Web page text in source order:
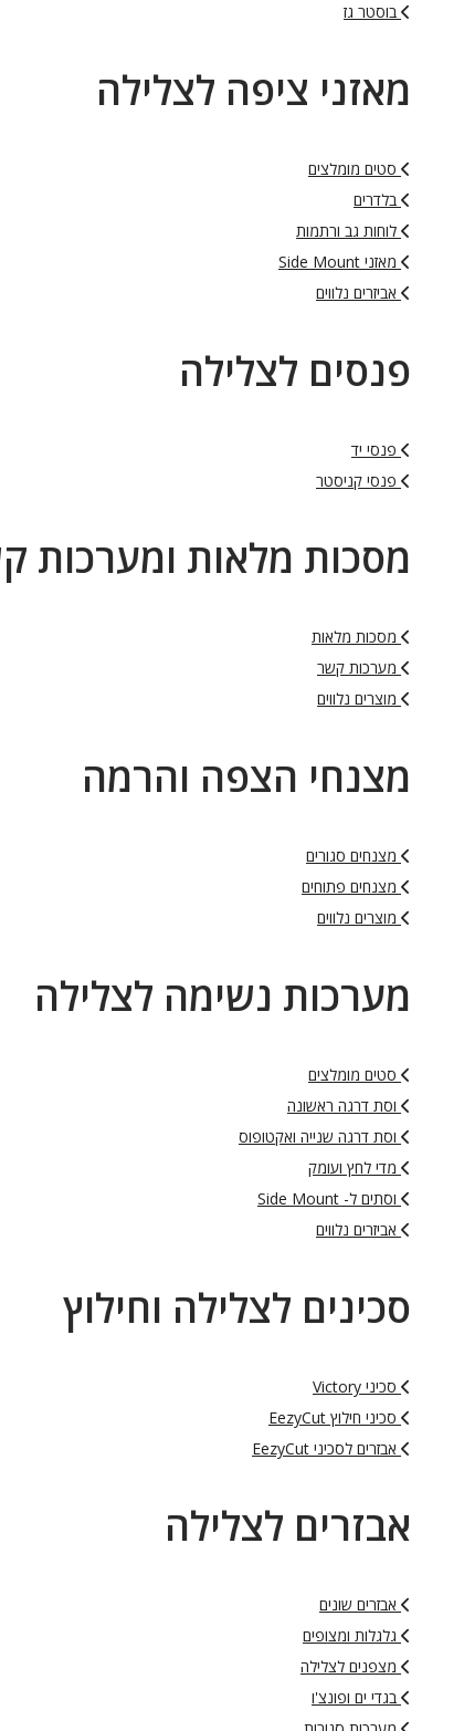
בוסטר גז
מאזני ציפה לצלילה
סטים מומלצים
בלדרים
לוחות גב ורתמות
מאזני Side Mount
אביזרים נלווים
פנסים לצלילה
פנסי יד
פנסי קניסטר
מסכות מלאות ומערכות
מסכות מלאות
מערכות קשר
מוצרים נלווים
מצנחי הצפה והרמה
מצנחים סגורים
מצנחים פתוחים
מוצרים נלווים
מערכות נשימה לצלילה
סטים מומלצים
וסת דרגה ראשונה
וסת דרגה שנייה ואקטופוס
מדי לחץ ועומק
וסתים ל- Side Mount
אביזרים נלווים
סכינים לצלילה וחילוץ
סכיני Victory
סכיני חילוץ EezyCut
אבזרים לסכיני EezyCut
אבזרים לצלילה
אבזרים שונים
גלגלות ומצופים
מצפנים לצלילה
בגדי ים ופונצ'ו